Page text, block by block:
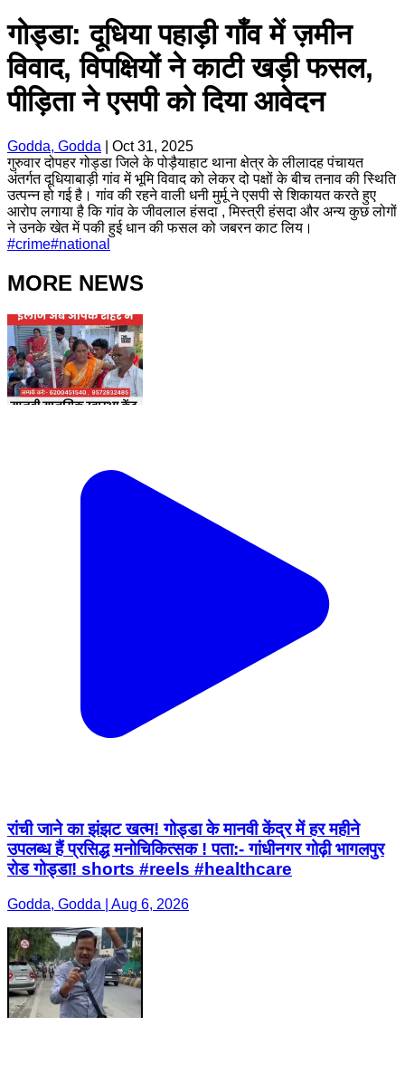
गोड्डा: दूधिया पहाड़ी गाँव में ज़मीन
विवाद, विपक्षियों ने काटी खड़ी फसल,
पीड़िता ने एसपी को दिया आवेदन
Godda, Godda
Oct 31, 2025
गुरुवार दोपहर गोड्डा जिले के पोड़ैयाहाट थाना क्षेत्र के लीलादह पंचायत
अंतर्गत दूधियाबाड़ी गांव में भूमि विवाद को लेकर दो पक्षों के बीच तनाव की स्थिति
उत्पन्न हो गई है। गांव की रहने वाली धनी मुर्मू ने एसपी से शिकायत करते हुए
आरोप लगाया है कि गांव के जीवलाल हंसदा , मिस्त्री हंसदा और अन्य कुछ लोगों
ने उनके खेत में पकी हुई धान की फसल को जबरन काट लिय।
#crime#national
MORE NEWS
रांची जाने का झंझट खत्म! गोड्डा के मानवी केंद्र में हर महीने
उपलब्ध हैं प्रसिद्ध मनोचिकित्सक ! पता:- गांधीनगर गोढ़ी भागलपुर
रोड गोड्डा! shorts #reels #healthcare
Godda, Godda | Aug 6, 2026